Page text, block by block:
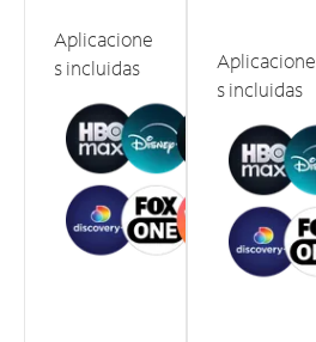
Aplicacione
s incluidas
Aplicacione
s incluidas